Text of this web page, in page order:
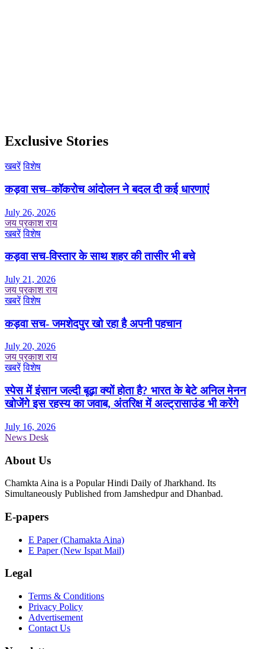
Exclusive Stories
खबरें विशेष
कड़वा सच–कॉकरोच आंदोलन ने बदल दी कई धारणाएं
July 26, 2026
जय प्रकाश राय
खबरें विशेष
कड़वा सच-विस्तार के साथ शहर की तासीर भी बचे
July 21, 2026
जय प्रकाश राय
खबरें विशेष
कड़वा सच- जमशेदपुर खो रहा है अपनी पहचान
July 20, 2026
जय प्रकाश राय
खबरें विशेष
स्पेस में इंसान जल्दी बूढ़ा क्यों होता है? भारत के बेटे अनिल मेनन
खोजेंगे इस रहस्य का जवाब, अंतरिक्ष में अल्ट्रासाउंड भी करेंगे
July 16, 2026
News Desk
About Us
Chamkta Aina is a Popular Hindi Daily of Jharkhand. Its
Simultaneously Published from Jamshedpur and Dhanbad.
E-papers
E Paper (Chamakta Aina)
E Paper (New Ispat Mail)
Legal
Terms & Conditions
Privacy Policy
Advertisement
Contact Us